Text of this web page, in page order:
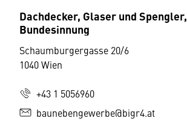
Dachdecker, Glaser und Spengler,
Bundesinnung
Schaumburgergasse 20/6
1040 Wien
+43 1 5056960
baunebengewerbe@bigr4.at